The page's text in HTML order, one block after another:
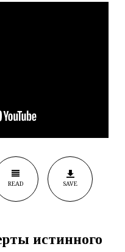
READ SAVE
истинного